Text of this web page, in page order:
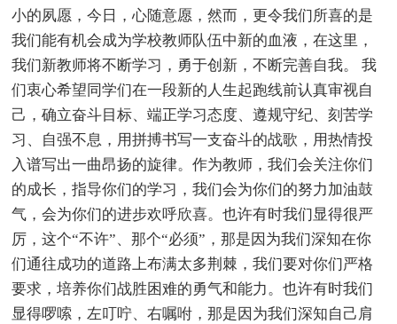
小的夙愿，今日，心随意愿，然而，更令我们所喜的是
我们能有机会成为学校教师队伍中新的血液，在这里，
我们新教师将不断学习，勇于创新，不断完善自我。 我
们衷心希望同学们在一段新的人生起跑线前认真审视自
己，确立奋斗目标、端正学习态度、遵规守纪、刻苦学
习、自强不息，用拼搏书写一支奋斗的战歌，用热情投
入谱写出一曲昂扬的旋律。作为教师，我们会关注你们
的成长，指导你们的学习，我们会为你们的努力加油鼓
气，会为你们的进步欢呼欣喜。也许有时我们显得很严
厉，这个“不许”、那个“必须”，那是因为我们深知在你
们通往成功的道路上布满太多荆棘，我们要对你们严格
要求，培养你们战胜困难的勇气和能力。也许有时我们
显得啰嗦，左叮咛、右嘱咐，那是因为我们深知自己肩